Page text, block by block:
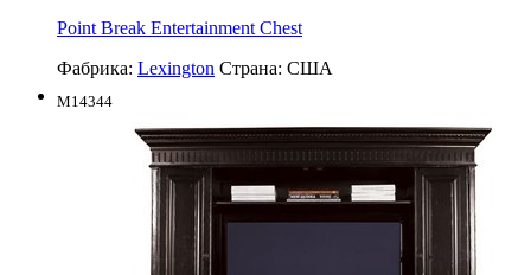
Point Break Entertainment Chest
Фабрика: Lexington Страна: США
M14344